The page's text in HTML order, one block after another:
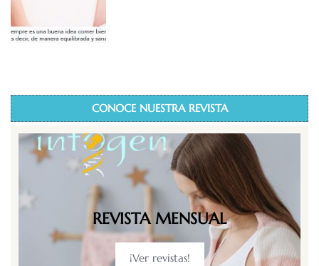
CONOCE NUESTRA REVISTA
REVISTA MENSUAL
¡Ver revistas!